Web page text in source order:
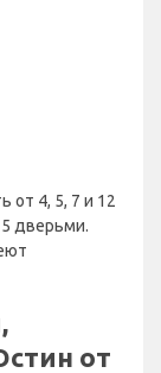
от 4, 5, 7 и 12
дверьми.
от